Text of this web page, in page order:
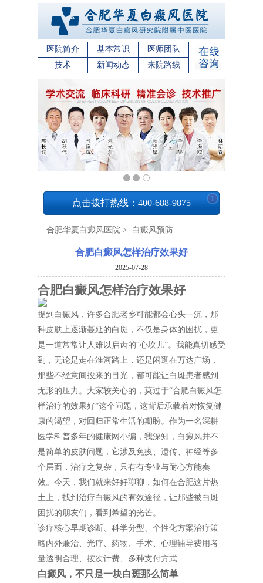
医院简介 基本常识
医师团队
技术
新闻动态 来院路线
点击拨打热线：400-688-9875 1
合肥华夏白癜风医院 > 白癜风预防
合肥白癜风怎样治疗效果好
2025-07-28
合肥白癜风怎样治疗效果好
提到白癜风，许多合肥老乡可能都会心头一沉，那
种皮肤上逐渐蔓延的白斑，不仅是身体的困扰，更
是一道常常让人难以启齿的“心坎儿”。我能真切感受
到，无论是走在淮河路上，还是闲逛在万达广场，
那些不经意间投来的目光，都可能让白斑患者感到
无形的压力。大家较关心的，莫过于“合肥白癜风怎
样治疗的效果好”这个问题，这背后承载着对恢复健
康的渴望，对回归正常生活的期盼。作为一名深耕
医学科普多年的健康网小编，我深知，白癜风并不
是简单的皮肤问题，它涉及免疫、遗传、神经等多
个层面，治疗之复杂，只有有专业与耐心方能奏
效。今天，我们就来好好聊聊，如何在合肥这片热
土上，找到治疗白癜风的有效途径，让那些被白斑
困扰的朋友们，看到希望的光芒。
诊疗核心早期诊断、科学分型、个性化方案治疗策
略内外兼治、光疗、药物、手术、心理辅导费用考
量透明合理、按次计费、多种支付方式
白癜风，不只是一块白斑那么简单